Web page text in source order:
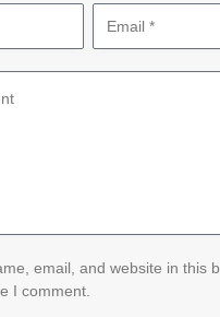
email, and website in this
I comment.